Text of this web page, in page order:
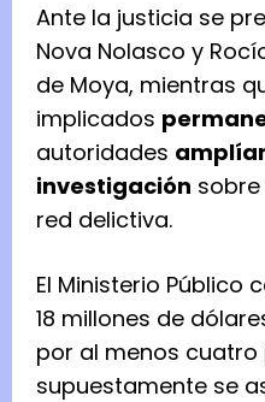
Ante la justicia se
Nova Nolasco y
de Moya, mientras
implicados
autoridades
investigación
red delictiva.
El Ministerio Público
18 millones de
por al menos cuatro
supuestamente se